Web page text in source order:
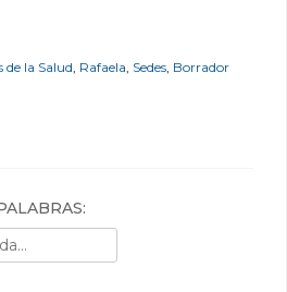
de la Salud, Rafaela, Sedes, Borrador